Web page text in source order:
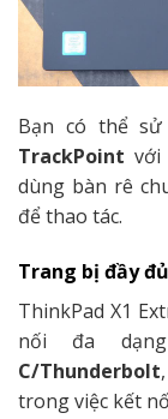
Bạn có thể
TrackPoint với
dùng bàn rê
để thao tác.
Trang bị đầy
ThinkPad X1
nối đa
C/Thunderbolt
trong việc kết